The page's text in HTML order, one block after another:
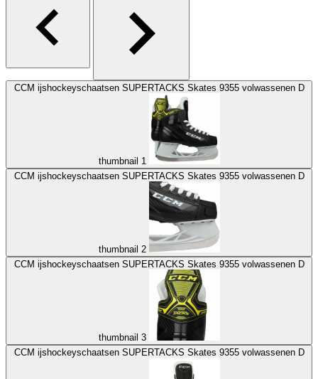
CCM ijshockeyschaatsen SUPERTACKS Skates 9355 volwassenen D
thumbnail 1
CCM ijshockeyschaatsen SUPERTACKS Skates 9355 volwassenen D
thumbnail 2
CCM ijshockeyschaatsen SUPERTACKS Skates 9355 volwassenen D
thumbnail 3
CCM ijshockeyschaatsen SUPERTACKS Skates 9355 volwassenen D